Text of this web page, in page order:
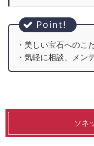
・美しい宝石へのこ
・気軽に相談、メン
ソネ